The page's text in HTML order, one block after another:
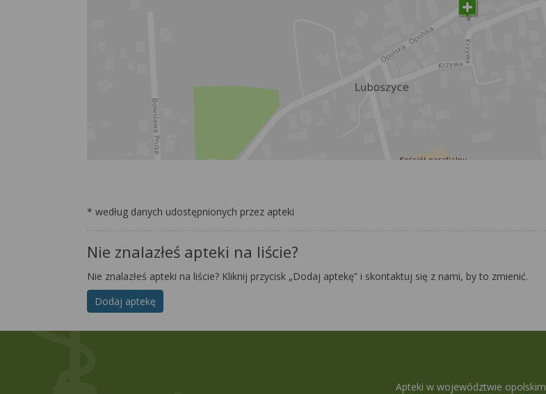
* według danych udostępnionych przez apteki
Nie znalazłeś apteki na liście?
Nie znalazłeś apteki na liście? Kliknij przycisk „Dodaj aptekę” i skontaktuj się z nami, by to zmienić.
Dodaj aptekę
Apteki w województwie opolskim